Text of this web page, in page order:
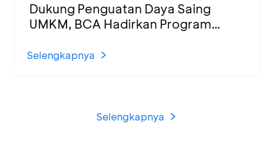
Dukung Penguatan Daya Saing
UMKM, BCA Hadirkan Program
di KCU Tanjung Priok
Selengkapnya
Selengkapnya